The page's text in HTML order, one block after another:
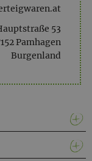
53
Pamhagen
Burgenland